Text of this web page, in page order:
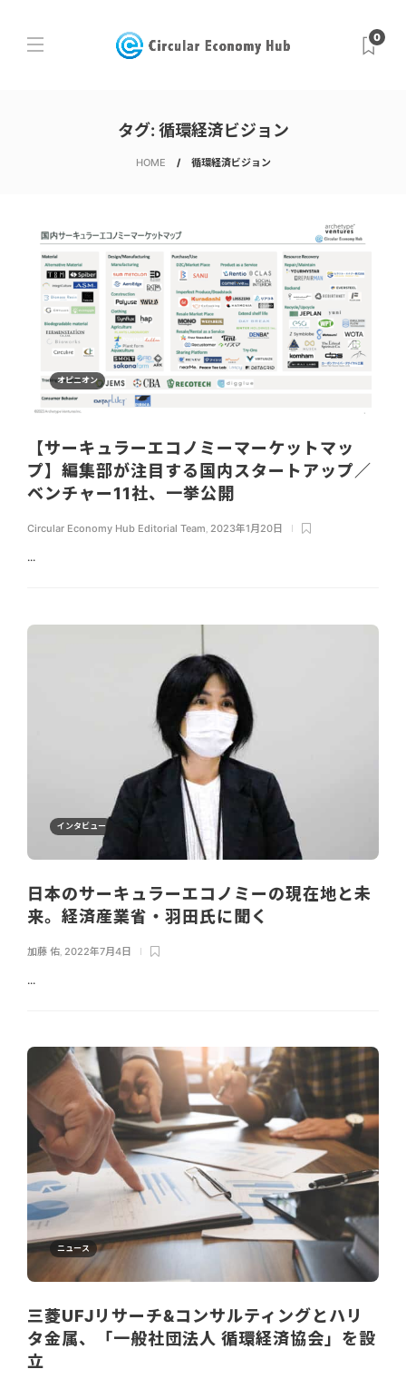
0
タグ: 循環経済ビジョン
HOME 循環経済ビジョン
オピニオン
【サーキュラーエコノミーマーケットマッ
プ】編集部が注目する国内スタートアップ／
ベンチャー11社、一挙公開
Circular Economy Hub Editorial Team, 2023年1月20日
...
インタビュー
日本のサーキュラーエコノミーの現在地と未
来。経済産業省・羽田氏に聞く
加藤 佑 2022年7月4日
...
ニュース
三菱UFJリサーチ&コンサルティングとハリ
タ金属、「一般社団法人 循環経済協会」を設
立